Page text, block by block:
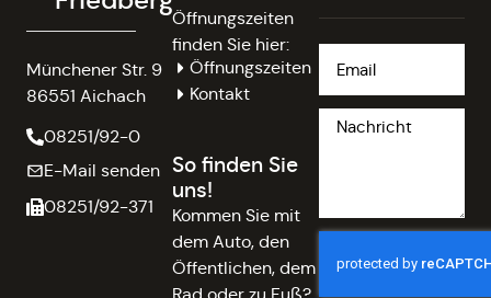
Münchener Str. 9
86551 Aichach
08251/92-0
E-Mail senden
08251/92-371
Öffnungszeiten
finden Sie hier:
Öffnungszeiten
Kontakt
So finden Sie
uns!
Kommen Sie mit
dem Auto, den
Öffentlichen, dem